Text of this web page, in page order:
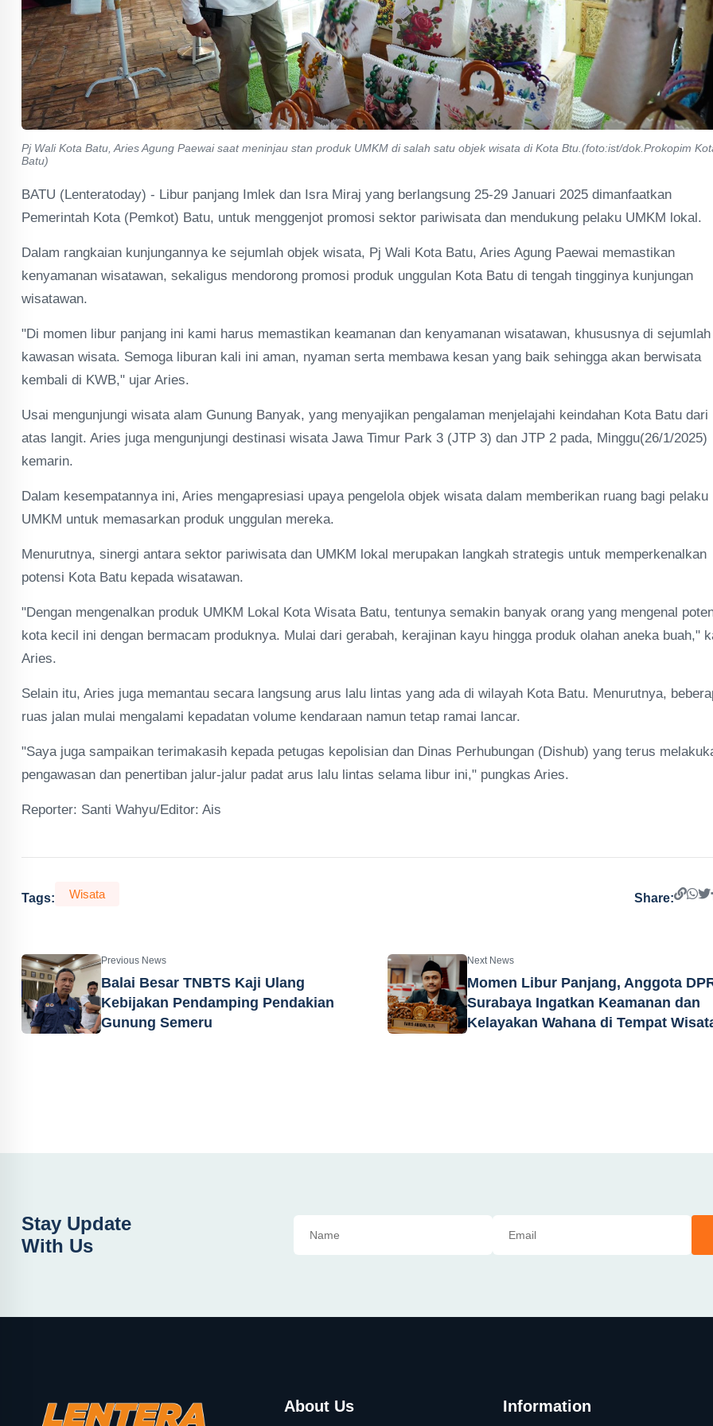
Pj Wali Kota Batu, Aries Agung Paewai saat meninjau stan produk UMKM di salah satu objek wisata di Kota Btu.(foto:ist/dok.Prokopim
Batu)
BATU (Lenteratoday) - Libur panjang Imlek dan Isra Miraj yang berlangsung 25-29 Januari 2025 dimanfaatkan
Pemerintah Kota (Pemkot) Batu, untuk menggenjot promosi sektor pariwisata dan mendukung pelaku UMKM lokal.
Dalam rangkaian kunjungannya ke sejumlah objek wisata, Pj Wali Kota Batu, Aries Agung Paewai memastikan
kenyamanan wisatawan, sekaligus mendorong promosi produk unggulan Kota Batu di tengah tingginya kunjungan
wisatawan.
"Di momen libur panjang ini kami harus memastikan keamanan dan kenyamanan wisatawan, khususnya di sejumlah
kawasan wisata. Semoga liburan kali ini aman, nyaman serta membawa kesan yang baik sehingga akan berwisata
kembali di KWB," ujar Aries.
Usai mengunjungi wisata alam Gunung Banyak, yang menyajikan pengalaman menjelajahi keindahan Kota Batu dari
atas langit. Aries juga mengunjungi destinasi wisata Jawa Timur Park 3 (JTP 3) dan JTP 2 pada, Minggu(26/1/2025)
kemarin.
Dalam kesempatannya ini, Aries mengapresiasi upaya pengelola objek wisata dalam memberikan ruang bagi pelaku
UMKM untuk memasarkan produk unggulan mereka.
Menurutnya, sinergi antara sektor pariwisata dan UMKM lokal merupakan langkah strategis untuk memperkenalkan
potensi Kota Batu kepada wisatawan.
"Dengan mengenalkan produk UMKM Lokal Kota Wisata Batu, tentunya semakin banyak orang yang mengenal
kota kecil ini dengan bermacam produknya. Mulai dari gerabah, kerajinan kayu hingga produk olahan aneka buah,"
Aries.
Selain itu, Aries juga memantau secara langsung arus lalu lintas yang ada di wilayah Kota Batu. Menurutnya,
ruas jalan mulai mengalami kepadatan volume kendaraan namun tetap ramai lancar.
"Saya juga sampaikan terimakasih kepada petugas kepolisian dan Dinas Perhubungan (Dishub) yang terus
pengawasan dan penertiban jalur-jalur padat arus lalu lintas selama libur ini," pungkas Aries.
Reporter: Santi Wahyu/Editor: Ais
Tags: Wisata Share:
Previous News
Balai Besar TNBTS Kaji Ulang
Kebijakan Pendamping Pendakian
Gunung Semeru
Next News
Momen Libur Panjang, Anggota
Surabaya Ingatkan Keamanan dan
Kelayakan Wahana di Tempat
Stay Update
With Us
About Us Information